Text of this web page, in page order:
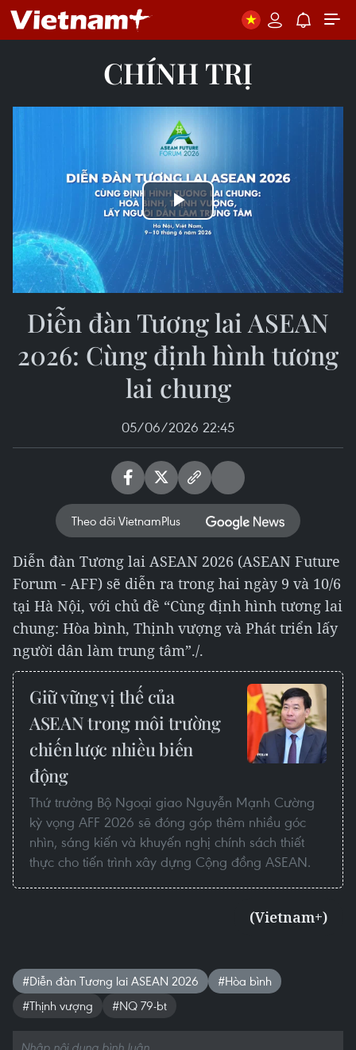
CHÍNH TRỊ
Play
Video
Diễn đàn Tương lai ASEAN
2026: Cùng định hình tương
lai chung
05/06/2026 22:45
Theo dõi VietnamPlus
Diễn đàn Tương lai ASEAN 2026 (ASEAN Future
Forum - AFF) sẽ diễn ra trong hai ngày 9 và 10/6
tại Hà Nội, với chủ đề “Cùng định hình tương lai
chung: Hòa bình, Thịnh vượng và Phát triển lấy
người dân làm trung tâm”./.
Giữ vững vị thế của
ASEAN trong môi trường
chiến lược nhiều biến
động
Thứ trưởng Bộ Ngoại giao Nguyễn Mạnh Cường
kỳ vọng AFF 2026 sẽ đóng góp thêm nhiều góc
nhìn, sáng kiến và khuyến nghị chính sách thiết
thực cho tiến trình xây dựng Cộng đồng ASEAN.
(Vietnam+)
#Diễn đàn Tương lai ASEAN 2026
#Hòa bình
#Thịnh vượng
#NQ 79-bt